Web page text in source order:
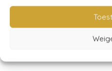
Categorieën:Elodie Details,